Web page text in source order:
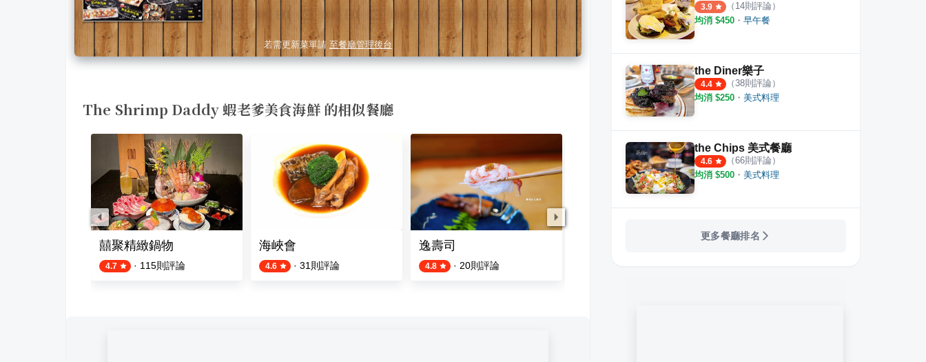
若需更新菜單請 至餐廳管理後台
The Shrimp Daddy 蝦老爹美食海鮮 的相似餐廳
囍聚精緻鍋物
4.7 · 115則評論
海峽會
4.6 · 31則評論
逸壽司
4.8 · 20則評論
3.9 （ 14則評論）
均消 $450 ・ 早午餐
the Diner樂子
4.4 （38則評論）
均消 $250 ・ 美式料理
the Chips 美式餐廳
4.6 （66則評論）
均消 $500 ・ 美式料理
更多餐廳排名